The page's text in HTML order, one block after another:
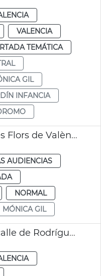
VALENCIA
TEMÁTICA
GIL
INFANCIA
Renovación Pont de les Flors de València
AUDIENCIAS
NORMAL
MÓNICA GIL
Remodelación jardín calle de Rodríguez de Cepeda València